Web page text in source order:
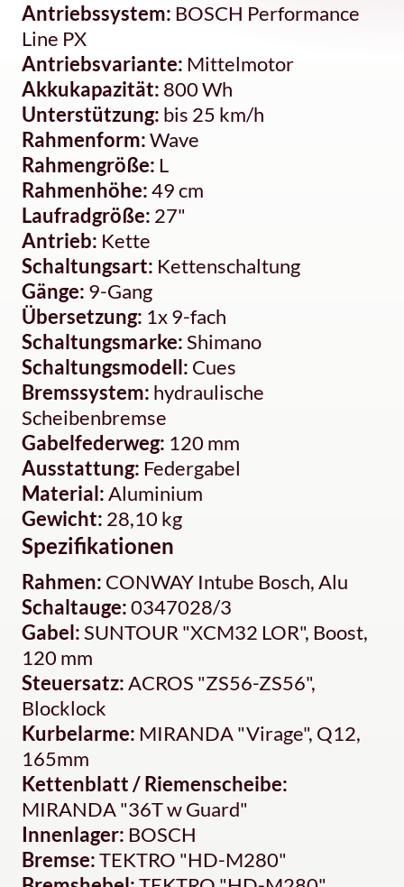
Antriebssystem: BOSCH Performance
Line PX
Antriebsvariante: Mittelmotor
Akkukapazität: 800 Wh
Unterstützung: bis 25 km/h
Rahmenform:Wave
Rahmengröße: L
Rahmenhöhe:49 cm
Laufradgröße: 27"
Antrieb: Kette
Schaltungsart: Kettenschaltung
Gänge: 9-Gang
Übersetzung: 1x 9-fach
Schaltungsmarke:Shimano
Schaltungsmodell: Cues
Bremssystem: hydraulische
Scheibenbremse
Gabelfederweg: 120 mm
Ausstattung: Federgabel
Material:Aluminium
Gewicht: 28,10 kg
Spezifikationen
Rahmen: CONWAY Intube Bosch, Alu
Schaltauge:0347028/3
Gabel:SUNTOUR "XCM32 LOR", Boost,
120 mm
Steuersatz:ACROS "ZS56-ZS56",
Blocklock
Kurbelarme: MIRANDA "Virage", Q12,
165mm
Kettenblatt / Riemenscheibe:
MIRANDA "36T w Guard"
Innenlager: BOSCH
Bremse:TEKTRO "HD-M280"